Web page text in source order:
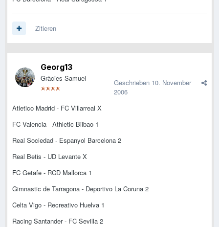
Zitieren
Georg13
Gràcies Samuel Geschrieben 10. November
2006
Atletico Madrid - FC Villarreal X
FC Valencia - Athletic Bilbao 1
Real Sociedad - Espanyol Barcelona 2
Real Betis - UD Levante X
FC Getafe - RCD Mallorca 1
Gimnastic de Tarragona - Deportivo La Coruna 2
Celta Vigo - Recreativo Huelva 1
Racing Santander - FC Sevilla 2